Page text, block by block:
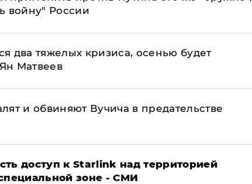
войну" России
два тяжелых кризиса, осенью будет
Матвеев
и обвиняют Вучича в предательстве
доступ к Starlink над территорией
зоне - СМИ